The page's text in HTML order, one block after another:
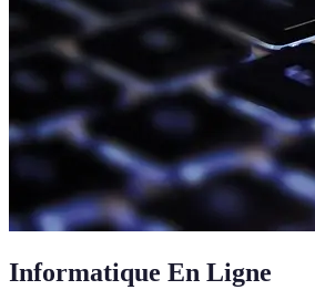
Informatique En Ligne